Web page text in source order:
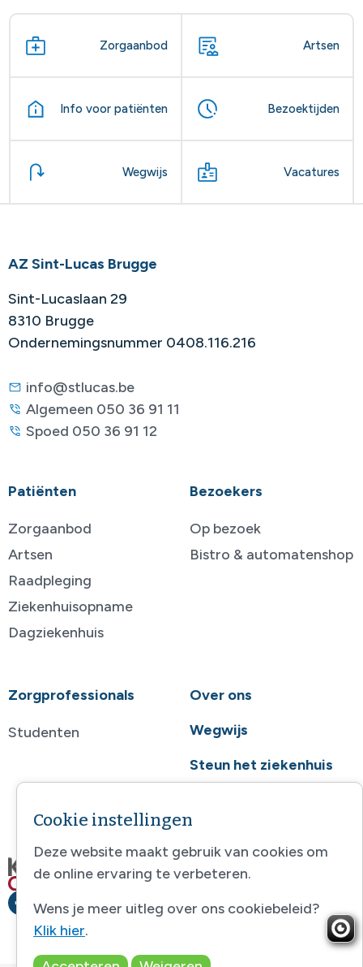
Zorgaanbod Artsen
Info voor patiënten Bezoektijden
Wegwijs Vacatures
AZ Sint-Lucas Brugge
Sint-Lucaslaan 29
8310 Brugge
Ondernemingsnummer 0408.116.216
info@stlucas.be
Algemeen 050 36 91 11
Spoed 050 36 91 12
Patiënten
Zorgaanbod
Artsen
Raadpleging
Ziekenhuisopname
Dagziekenhuis
Bezoekers
Op bezoek
Bistro & automatenshop
Zorgprofessionals
Studenten
Over ons
Wegwijs
Steun het ziekenhuis
Cookie instellingen
Deze website maakt gebruik van cookies om
de online ervaring te verbeteren.
Wens je meer uitleg over ons cookiebeleid?
Klik hier.